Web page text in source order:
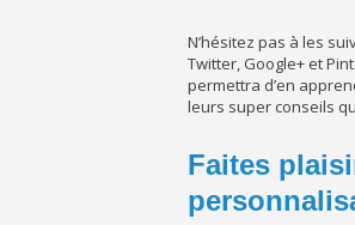
N’hésitez pas à les
Twitter, Google+ et
permettra d’en
leurs super conseils
Faites